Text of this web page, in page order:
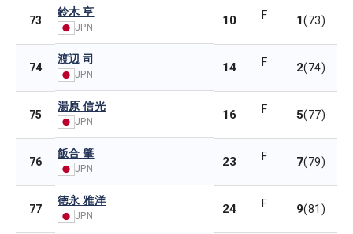
73
鈴木 亨
JPN 10 F 1(73)
74
渡辺 司
JPN 14 F 2(74)
75
湯原 信光
JPN 16 F 5(77)
76
飯合 肇
JPN 23 F 7(79)
77
徳永 雅洋
JPN 24 F 9(81)